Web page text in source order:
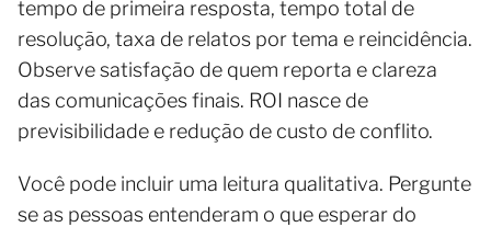
tempo de primeira resposta, tempo total de
resolução, taxa de relatos por tema e reincidência.
Observe satisfação de quem reporta e clareza
das comunicações finais. ROI nasce de
previsibilidade e redução de custo de conflito.
Você pode incluir uma leitura qualitativa. Pergunte
se as pessoas entenderam o que esperar do